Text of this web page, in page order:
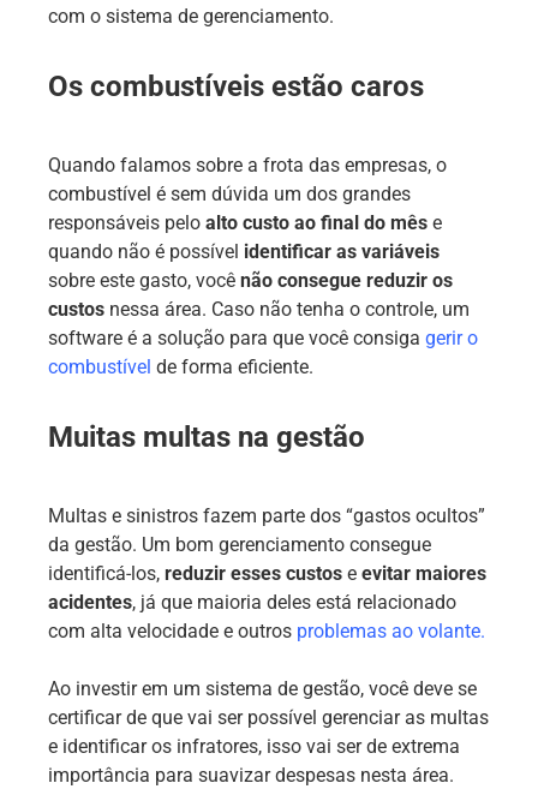
com o sistema de gerenciamento.
Os combustíveis estão caros
Quando falamos sobre a frota das empresas, o
combustível é sem dúvida um dos grandes
responsáveis pelo alto custo ao final do mês e
quando não é possível identificar as variáveis
sobre este gasto, você não consegue reduzir os
custos nessa área. Caso não tenha o controle, um
software é a solução para que você consiga gerir o
combustível de forma eficiente.
Muitas multas na gestão
Multas e sinistros fazem parte dos “gastos ocultos”
da gestão. Um bom gerenciamento consegue
identificá-los, reduzir esses custos e evitar maiores
acidentes, já que maioria deles está relacionado
com alta velocidade e outros problemas ao volante.
Ao investir em um sistema de gestão, você deve se
certificar de que vai ser possível gerenciar as multas
e identificar os infratores, isso vai ser de extrema
importância para suavizar despesas nesta área.